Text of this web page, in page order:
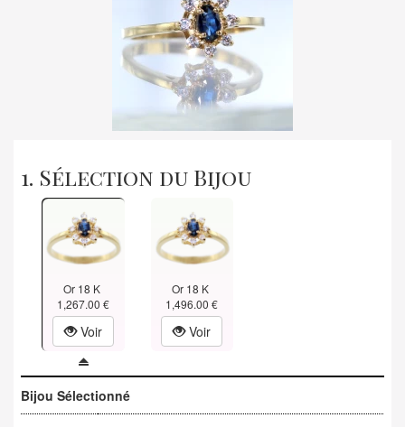
1. Sélection du Bijou
Or 18 K
1,267.00 €
Voir
Or 18 K
1,496.00 €
Voir
Bijou Sélectionné